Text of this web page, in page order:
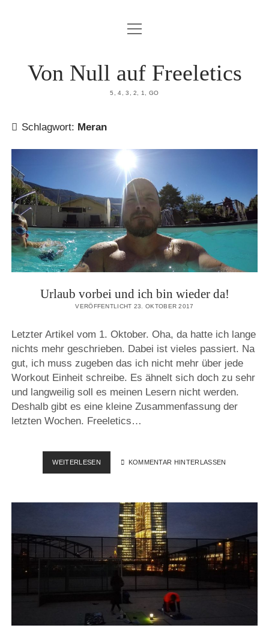
HOME
Menü
öffnen
Von Null auf Freeletics
5, 4, 3, 2, 1, GO
Schlagwort: Meran
Urlaub vorbei und ich bin wieder da!
VERÖFFENTLICHT 23. OKTOBER 2017
Letzter Artikel vom 1. Oktober. Oha, da hatte ich lange
nichts mehr geschrieben. Dabei ist vieles passiert. Na
gut, ich muss zugeben das ich nicht mehr über jede
Workout Einheit schreibe. Es ähnelt sich doch zu sehr
und langweilig soll es meinen Lesern nicht werden.
Deshalb gibt es eine kleine Zusammenfassung der
letzten Wochen. Freeletics…
WEITERLESENURLAUB
VORBEI
WIEDER
KOMMENTAR HINTERLASSEN